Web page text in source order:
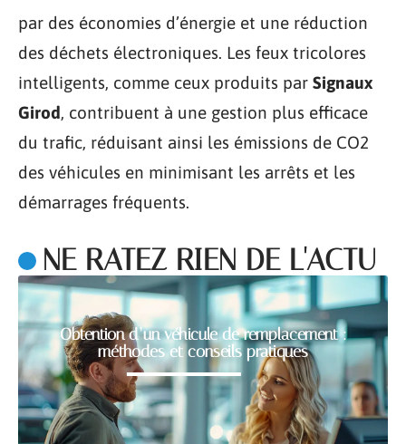
par des économies d’énergie et une réduction
des déchets électroniques. Les feux tricolores
intelligents, comme ceux produits par Signaux
Girod, contribuent à une gestion plus efficace
du trafic, réduisant ainsi les émissions de CO2
des véhicules en minimisant les arrêts et les
démarrages fréquents.
NE RATEZ RIEN DE L'ACTU
Obtention d’un véhicule de remplacement :
méthodes et conseils pratiques